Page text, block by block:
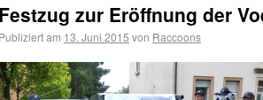
Festzug zur Eröffnung der
Publiziert am 13. Juni 2015 von Raccoons